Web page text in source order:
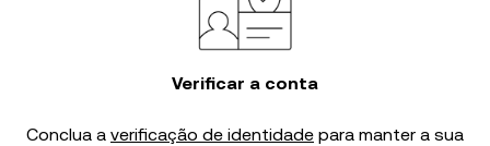
Verificar a conta
Conclua a verificação de identidade para manter a sua